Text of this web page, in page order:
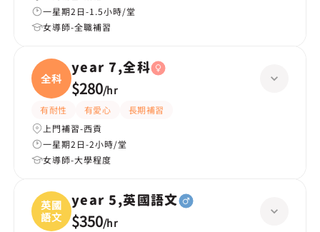
一星期2日-1.5小時/堂
女導師-全職補習
全科
year 7,全科
$280/hr
有耐性 有愛心
長期補習
上門補習-西貢
一星期2日-2小時/堂
女導師-大學程度
英國
語文
year 5,英國語文
$350/hr